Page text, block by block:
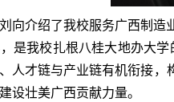
向介绍了我校服务广西制
是我校扎根八桂大地办大
人才链与产业链有机衔接
设壮美广西贡献力量。